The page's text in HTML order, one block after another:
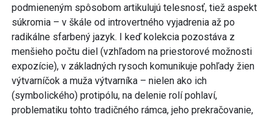
podmieneným spôsobom artikulujú telesnosť, tiež aspekt
súkromia – v škále od introvertného vyjadrenia až po
radikálne sfarbený jazyk. I keď kolekcia pozostáva z
menšieho počtu diel (vzhľadom na priestorové možnosti
expozície), v základných rysoch komunikuje pohľady žien
výtvarníčok a muža výtvarníka – nielen ako ich
(symbolického) protipólu, na delenie rolí pohlaví,
problematiku tohto tradičného rámca, jeho prekračovanie,